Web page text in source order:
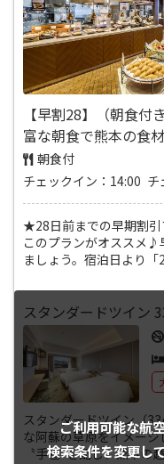
【早割28】（朝食
富な朝食で熊本の食
朝食付
チェックイン：14:00 チ
★28日前までの早期割引
このプランがオススメ♪
ましょう。宿泊日より「
ご利用可能な航
検索条件を変更し
スタンダードツイン
スタンダードツイン（
な阿蘇の草原をイメー
〝手毬″を配し、熊本の